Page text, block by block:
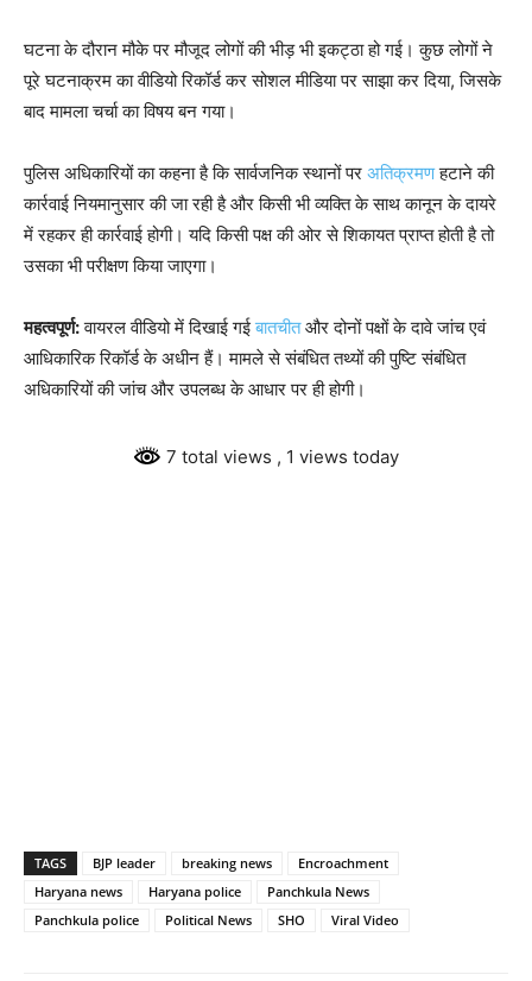
घटना के दौरान मौके पर मौजूद लोगों की भीड़ भी इकट्ठा हो गई। कुछ लोगों ने
पूरे घटनाक्रम का वीडियो रिकॉर्ड कर सोशल मीडिया पर साझा कर दिया, जिसके
बाद मामला चर्चा का विषय बन गया।
पुलिस अधिकारियों का कहना है कि सार्वजनिक स्थानों पर अतिक्रमणहटाने की
कार्रवाई नियमानुसार की जा रही है और किसी भी व्यक्ति के साथ कानून के दायरे
में रहकर ही कार्रवाई होगी। यदि किसी पक्ष की ओर से शिकायत प्राप्त होती है तो
उसका भी परीक्षण किया जाएगा।
महत्वपूर्ण:वायरल वीडियो में दिखाई गईबातचीतऔर दोनों पक्षों के दावे जांच एवं
आधिकारिक रिकॉर्ड के अधीन हैं। मामले से संबंधित तथ्यों की पुष्टि संबंधित
अधिकारियों की जांच और उपलब्ध के आधार पर ही होगी।
7 total views , 1 views today
TAGS BJP leader breaking news
Encroachment
Haryana news
Haryana police
Panchkula News
Panchkula police
Political News SHO Viral Video